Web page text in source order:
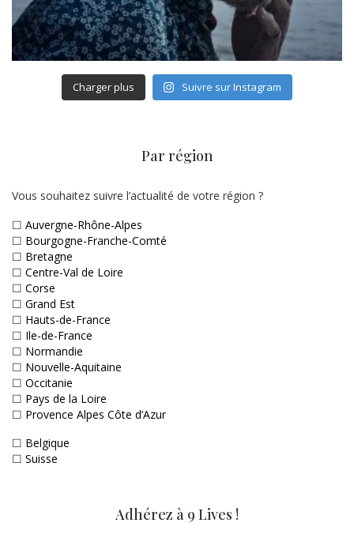
Charger plus Suivre sur Instagram
Par région
Vous souhaitez suivre l’actualité de votre région ?
☐ Auvergne-Rhône-Alpes
☐ Bourgogne-Franche-Comté
☐ Bretagne
☐ Centre-Val de Loire
☐ Corse
☐ Grand Est
☐ Hauts-de-France
☐ Ile-de-France
☐ Normandie
☐ Nouvelle-Aquitaine
☐ Occitanie
☐ Pays de la Loire
☐ Provence Alpes Côte d’Azur
☐ Belgique
☐ Suisse
Adhérez à 9 Lives !